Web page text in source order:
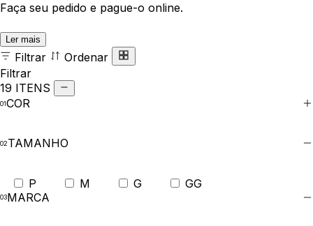
Faça seu pedido e pague-o online.
Ler mais
Filtrar
Ordenar
Filtrar
19 ITENS
COR
TAMANHO
P M G
GG
MARCA